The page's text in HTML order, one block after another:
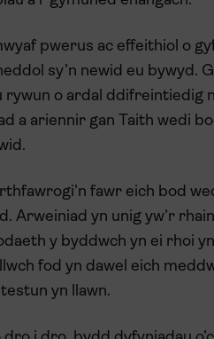
pwerus ac effeithiol o
sy’n newid eu bywyd.
rywun o ardal ddifreintiedig
a ariennir gan Taith wedi
fawr eich bod
Arweiniad yn unig yw’r
y byddwch yn ei rhoi
fod yn dawel eich
yn llawn.